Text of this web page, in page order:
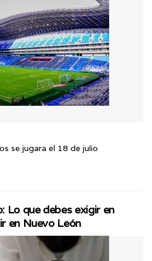
se jugara el 18 de julio
Lo que debes exigir en
en Nuevo León